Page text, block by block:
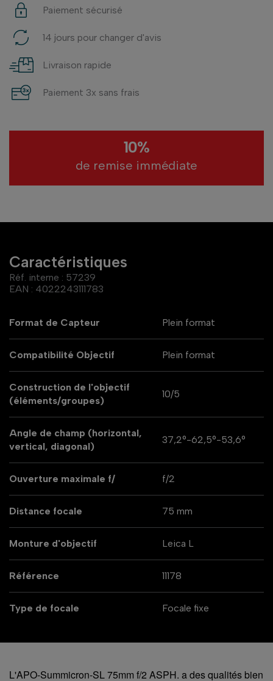
Paiement sécurisé
14 jours pour changer d'avis
Livraison rapide
Paiement 3x sans frais
10%
de remise immédiate
Caractéristiques
Réf. interne : 57239
EAN : 4022243111783
Format de Capteur Plein format
Compatibilité Objectif Plein format
Construction de l'objectif
(éléments/groupes)
10/5
Angle de champ (horizontal,
vertical, diagonal)
37,2°-62,5°-53,6°
Ouverture maximale f/ f/2
Distance focale 75 mm
Monture d'objectif Leica L
Référence 11178
Type de focale Focale fixe
L'APO-Summicron-SL 75mm f/2 ASPH. a des qualités bien